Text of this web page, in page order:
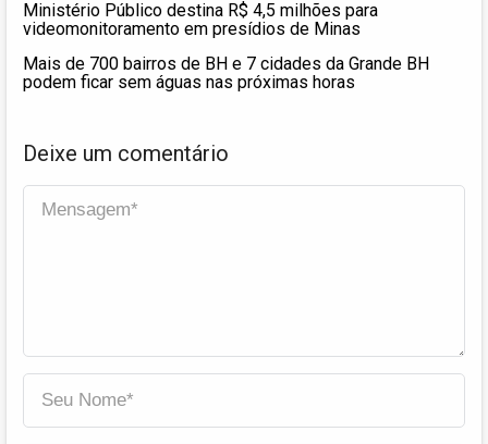
Ministério Público destina R$ 4,5 milhões para
videomonitoramento em presídios de Minas
Mais de 700 bairros de BH e 7 cidades da Grande BH
podem ficar sem águas nas próximas horas
Deixe um comentário